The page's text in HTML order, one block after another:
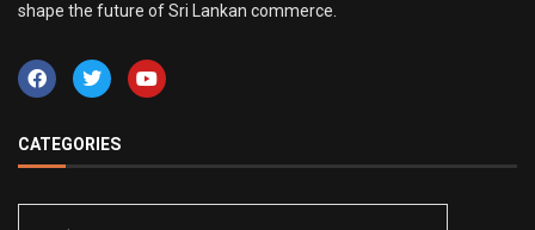
shape the future of Sri Lankan commerce.
CATEGORIES